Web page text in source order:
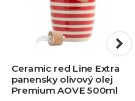
Ceramic red Line Extra
panensky olivový olej
Premium AOVE 500ml